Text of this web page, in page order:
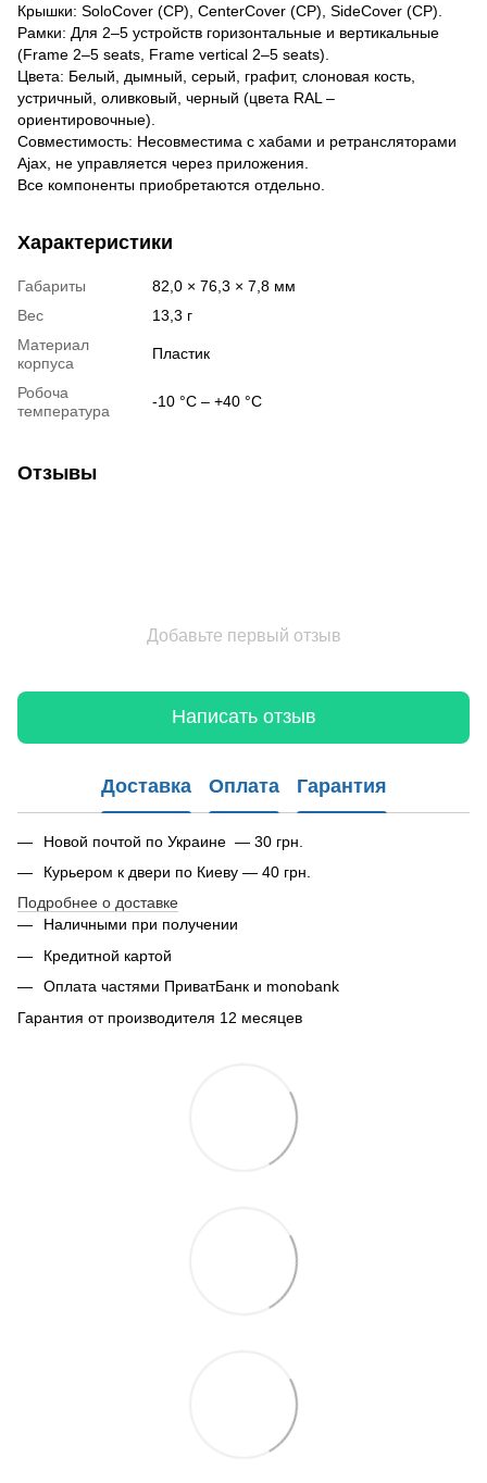
Крышки: SoloCover (CP), CenterCover (CP), SideCover (CP).
Рамки: Для 2–5 устройств горизонтальные и вертикальные
(Frame 2–5 seats, Frame vertical 2–5 seats).
Цвета: Белый, дымный, серый, графит, слоновая кость,
устричный, оливковый, черный (цвета RAL –
ориентировочные).
Совместимость: Несовместима с хабами и ретрансляторами
Ajax, не управляется через приложения.
Все компоненты приобретаются отдельно.
Характеристики
Габариты
82,0 × 76,3 × 7,8 мм
Вес
13,3 г
Материал
корпуса
Пластик
Робоча
температура
-10 °С – +40 °С
Отзывы
Добавьте первый отзыв
Написать отзыв
Доставка Оплата Гарантия
Новой почтой по Украине — 30 грн.
Курьером к двери по Киеву — 40 грн.
Подробнее о доставке
Наличными при получении
Кредитной картой
Оплата частями ПриватБанк и monobank
Гарантия от производителя 12 месяцев